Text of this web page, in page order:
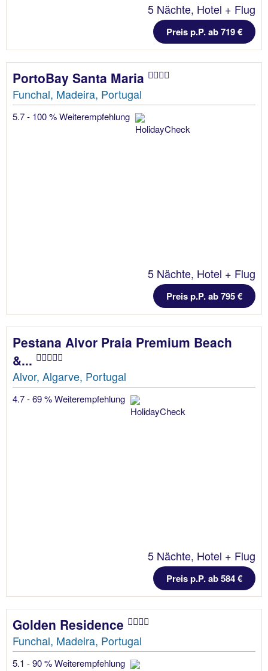
5 Nächte, Hotel + Flug
Preis p.P. ab 719 €
PortoBay Santa Maria
Funchal, Madeira, Portugal
5.7 - 100 % Weiterempfehlung
5 Nächte, Hotel + Flug
Preis p.P. ab 795 €
Pestana Alvor Praia Premium Beach
&...
Alvor, Algarve, Portugal
4.7 - 69 % Weiterempfehlung
5 Nächte, Hotel + Flug
Preis p.P. ab 584 €
Golden Residence
Funchal, Madeira, Portugal
5.1 - 90 % Weiterempfehlung